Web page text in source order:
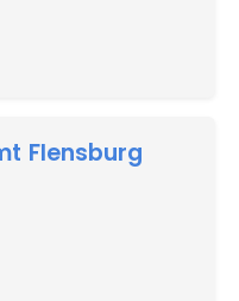
Flensburg